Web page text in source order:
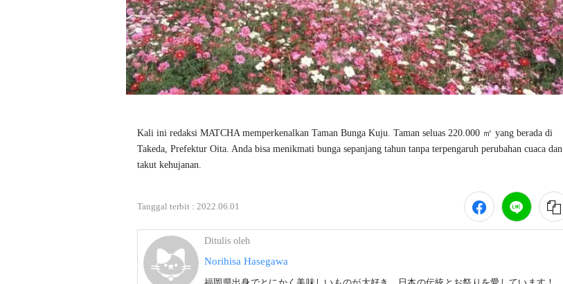
Kali ini redaksi MATCHA memperkenalkan Taman Bunga Kuju. Taman seluas 220.000 ㎡ yang berada di
Takeda, Prefektur Oita. Anda bisa menikmati bunga sepanjang tahun tanpa terpengaruh perubahan cuaca dan
takut kehujanan.
Tanggal terbit : 2022.06.01
Ditulis oleh
Norihisa Hasegawa